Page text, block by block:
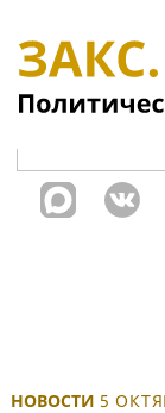
НОВОСТИ 5